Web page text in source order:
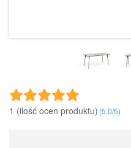
1 (ilość ocen produktu)‎(5.0/5)